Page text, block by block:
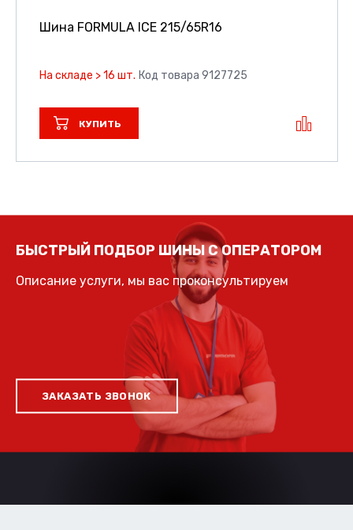
Шина FORMULA ICE 215/65R16
На складе > 16 шт. Код товара 9127725
КУПИТЬ
БЫСТРЫЙ ПОДБОР ШИНЫ С ОПЕРАТОРОМ
Описание услуги, мы вас проконсультируем
ЗАКАЗАТЬ ЗВОНОК